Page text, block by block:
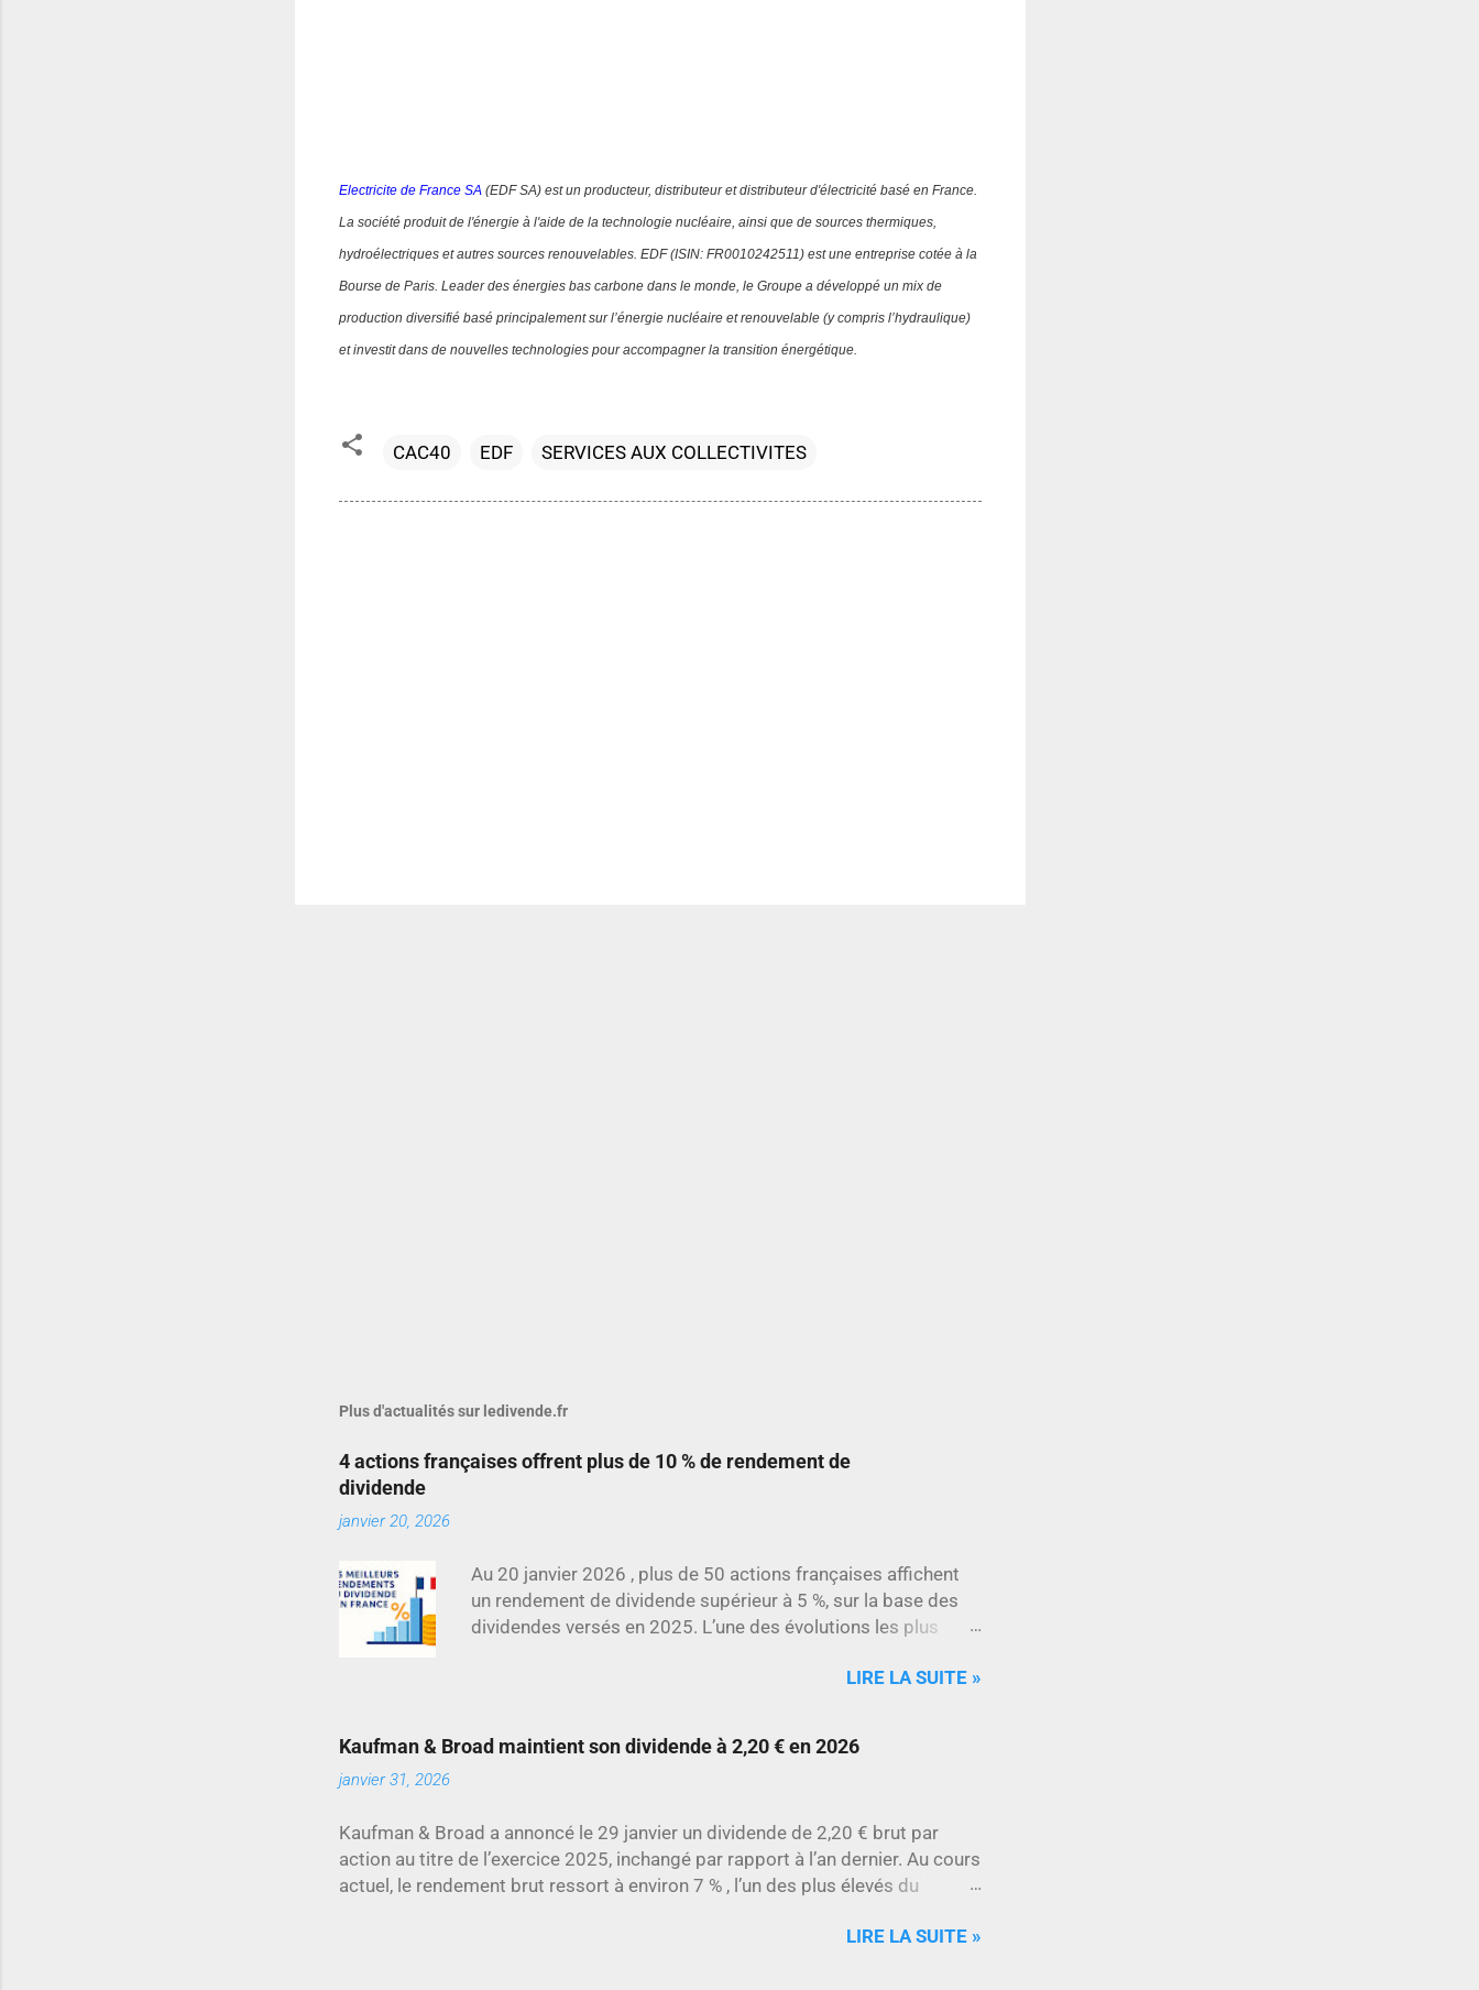
Electricite de France SA (EDF SA) est un producteur, distributeur et distributeur d'électricité basé en France.
La société produit de l'énergie à l'aide de la technologie nucléaire, ainsi que de sources thermiques,
hydroélectriques et autres sources renouvelables. EDF (ISIN: FR0010242511) est une entreprise cotée à la
Bourse de Paris. Leader des énergies bas carbone dans le monde, le Groupe a développé un mix de
production diversifié basé principalement sur l’énergie nucléaire et renouvelable (y compris l’hydraulique)
et investit dans de nouvelles technologies pour accompagner la transition énergétique.
CAC40 EDF SERVICES AUX COLLECTIVITES
Plus d'actualités sur ledivende.fr
4 actions françaises offrent plus de 10 % de rendement de
dividende
janvier 20, 2026
Au 20 janvier 2026 , plus de 50 actions françaises affichent
un rendement de dividende supérieur à 5 %, sur la base des
dividendes versés en 2025. L’une des évolutions les plus
d’environ 22 % en 2026 , tandis que Stellantis et Renault
LIRE LA SUITE »
Kaufman & Broad maintient son dividende à 2,20 € en 2026
janvier 31, 2026
Kaufman & Broad a annoncé le 29 janvier un dividende de 2,20 € brut par
action au titre de l’exercice 2025, inchangé par rapport à l’an dernier. Au cours
actuel, le rendement brut ressort à environ 7 % , l’un des plus élevés du
LIRE LA SUITE »